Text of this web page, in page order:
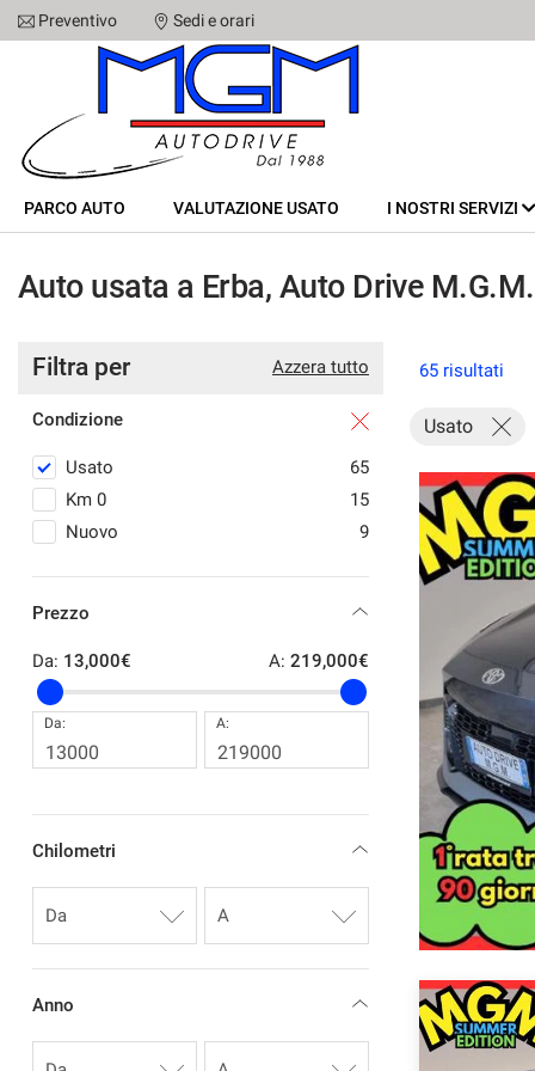
PARCO AUTO
VALUTAZIONE USATO
SEDI
CONTATTI
NEWS
Preventivo Sedi e orari
PARCO AUTO VALUTAZIONE USATO I NOSTRI SERVIZI
Auto usata a Erba, Auto Drive
Azzera tutto
Filtra per
Condizione
Usato
65
Km 0
15
Nuovo
9
Prezzo
Da: 13,000€ A: 219,000€
Da: A:
Chilometri
Anno
65 risultati
Usato
Le
consenso
seguente
pannello
consente
di
le
tue
di
alle
tecnologie
di
tracciamento
per
le
funzionalità
e
svolgere
descritte.
maggiori
informazioni
sull'utilità
e
funzionamento